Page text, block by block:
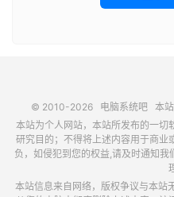
© 2010-2026 电脑系统吧本站
本站为个人网站，本站所发布的一切
研究目的；不得将上述内容用于商业
负，如侵犯到您的权益,请及时通知
本站信息来自网络，版权争议与本站